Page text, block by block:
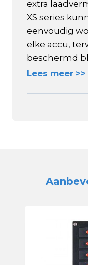
extra
XS series
eenvoudig
elke accu,
beschermd
Lees meer >>